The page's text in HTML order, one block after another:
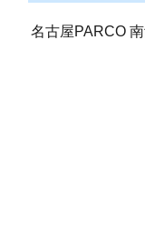
名古屋PARCO